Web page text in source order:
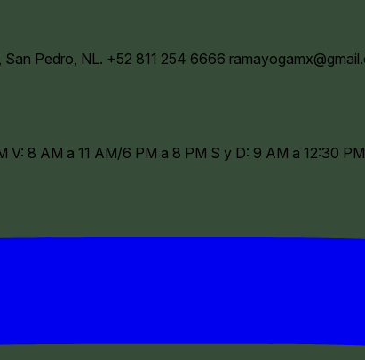
San Pedro, NL. +52 811 254 6666
8 AM a 11 AM/6 PM a 8 PM S y D: 9 AM a 12:30 PM